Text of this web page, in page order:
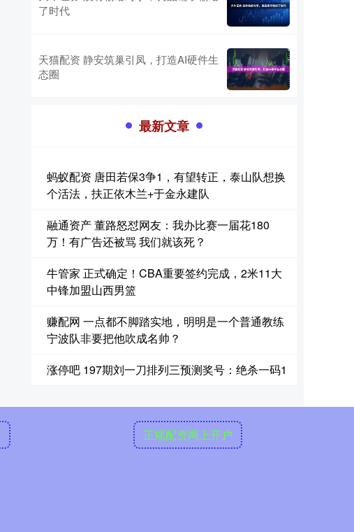
了时代
天猫配资 静安筑巢引凤，打造AI硬件生
态圈
最新文章
蚂蚁配资 唐田若保3争1，有望转正，泰山队想换
个活法，扶正依木兰+于金永建队
融通资产 董路怒怼网友：我办比赛一届花180
万！有广告还被骂 我们就该死？
牛管家 正式确定！CBA重要签约完成，2米11大
中锋加盟山西男篮
赚配网 一点都不脚踏实地，明明是一个普通教练
宁波队非要把他吹成名帅？
涨停吧 197期刘一刀排列三预测奖号：绝杀一码1
正规配资网上开户